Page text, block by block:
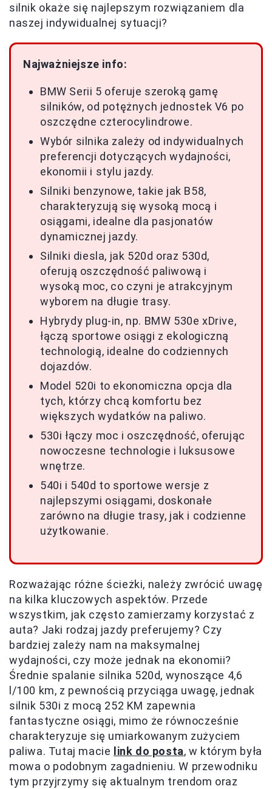
silnik okaże się najlepszym rozwiązaniem dla
naszej indywidualnej sytuacji?
Najważniejsze info:
BMW Serii 5 oferuje szeroką gamę
silników, od potężnych jednostek V6 po
oszczędne czterocylindrowe.
Wybór silnika zależy od indywidualnych
preferencji dotyczących wydajności,
ekonomii i stylu jazdy.
Silniki benzynowe, takie jak B58,
charakteryzują się wysoką mocą i
osiągami, idealne dla pasjonatów
dynamicznej jazdy.
Silniki diesla, jak 520d oraz 530d,
oferują oszczędność paliwową i
wysoką moc, co czyni je atrakcyjnym
wyborem na długie trasy.
Hybrydy plug-in, np. BMW 530e xDrive,
łączą sportowe osiągi z ekologiczną
technologią, idealne do codziennych
dojazdów.
Model 520i to ekonomiczna opcja dla
tych, którzy chcą komfortu bez
większych wydatków na paliwo.
530i łączy moc i oszczędność, oferując
nowoczesne technologie i luksusowe
wnętrze.
540i i 540d to sportowe wersje z
najlepszymi osiągami, doskonałe
zarówno na długie trasy, jak i codzienne
użytkowanie.
Rozważając różne ścieżki, należy zwrócić uwagę
na kilka kluczowych aspektów. Przede
wszystkim, jak często zamierzamy korzystać z
auta? Jaki rodzaj jazdy preferujemy? Czy
bardziej zależy nam na maksymalnej
wydajności, czy może jednak na ekonomii?
Średnie spalanie silnika 520d, wynoszące 4,6
l/100 km, z pewnością przyciąga uwagę, jednak
silnik 530i z mocą 252 KM zapewnia
fantastyczne osiągi, mimo że równocześnie
charakteryzuje się umiarkowanym zużyciem
paliwa. Tutaj macie link do posta, w którym była
mowa o podobnym zagadnieniu. W przewodniku
tym przyjrzymy się aktualnym trendom oraz